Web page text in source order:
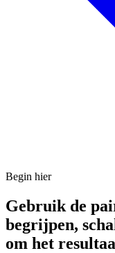
Begin hier
Gebruik de
begrijpen,
om het